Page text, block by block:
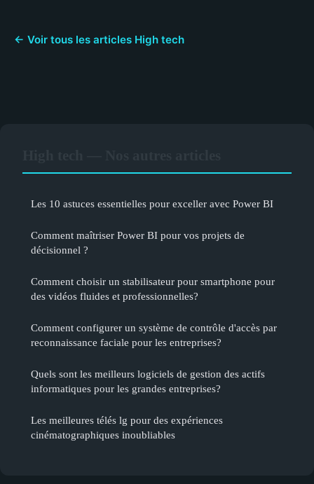
← Voir tous les articles High tech
Les 10 astuces essentielles pour exceller avec Power BI
Comment maîtriser Power BI pour vos projets de
décisionnel ?
Comment choisir un stabilisateur pour smartphone pour
des vidéos fluides et professionnelles?
Comment configurer un système de contrôle d'accès par
reconnaissance faciale pour les entreprises?
Quels sont les meilleurs logiciels de gestion des actifs
informatiques pour les grandes entreprises?
Les meilleures télés lg pour des expériences
cinématographiques inoubliables